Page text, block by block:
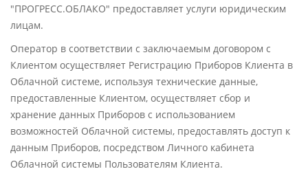
"ПРОГРЕСС.ОБЛАКО" предоставляет услуги юридическим
лицам.
Оператор в соответствии с заключаемым договором с
Клиентом осуществляет Регистрацию Приборов Клиента в
Облачной системе, используя технические данные,
предоставленные Клиентом, осуществляет сбор и
хранение данных Приборов с использованием
возможностей Облачной системы, предоставлять доступ к
данным Приборов, посредством Личного кабинета
Облачной системы Пользователям Клиента.